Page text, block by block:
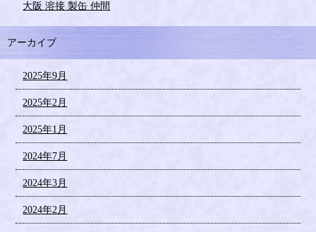
大阪 溶接 製缶 仲間
アーカイブ
2025年9月
2025年2月
2025年1月
2024年7月
2024年3月
2024年2月